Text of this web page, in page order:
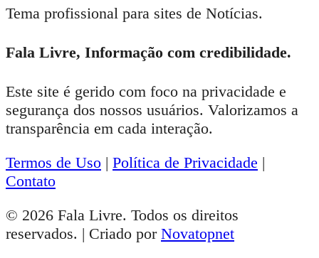
Tema profissional para sites de Notícias.
Fala Livre, Informação com credibilidade.
Este site é gerido com foco na privacidade e
segurança dos nossos usuários. Valorizamos a
transparência em cada interação.
Termos de Uso | Política de Privacidade |
Contato
© 2026 Fala Livre. Todos os direitos
reservados. | Criado por Novatopnet